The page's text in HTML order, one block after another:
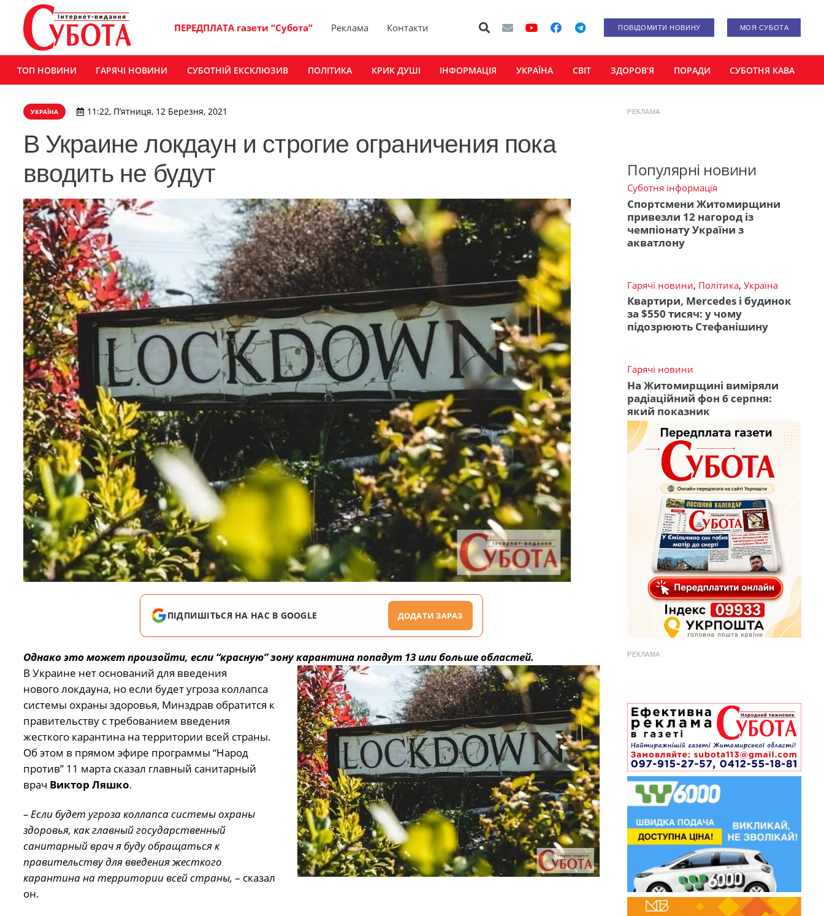
ПЕРЕДПЛАТА газети “Субота” Реклама Контакти ПОВІДОМИТИ НОВИНУ МОЯ СУБОТА
ТОП НОВИНИ ГАРЯЧІ НОВИНИ СУБОТНІЙ ЕКСКЛЮЗИВ ПОЛІТИКА КРИК ДУШІ ІНФОРМАЦІЯ УКРАЇНА СВІТ ЗДОРОВ’Я ПОРАДИ СУБОТНЯ КАВА
УКРАЇНА 11:22, П’ятниця, 12 Березня, 2021
В Украине локдаун и строгие ограничения пока
вводить не будут
ПІДПИШІТЬСЯ НА НАС В GOOGLE ДОДАТИ ЗАРАЗ
Однако это может произойти, если “красную” зону карантина попадут 13 или больше областей.
В Украине нет оснований для введения
нового локдауна, но если будет угроза коллапса
системы охраны здоровья, Минздрав обратится к
правительству с требованием введения
жесткого карантина на территории всей страны.
Об этом в прямом эфире программы “Народ
против” 11 марта сказал главный санитарный
врач Виктор Ляшко.
– Если будет угроза коллапса системы охраны
здоровья, как главный государственный
санитарный врач я буду обращаться к
правительству для введения жесткого
карантина на территории всей страны, – сказал
он.
РЕКЛАМА
Популярні новини
Суботня інформація
Спортсмени Житомирщини
привезли 12 нагород із
чемпіонату України з
акватлону
Гарячі новини, Політика, Україна
Квартири, Mercedes і будинок
за $550 тисяч: у чому
підозрюють Стефанішину
Гарячі новини
На Житомирщині виміряли
радіаційний фон 6 серпня:
який показник
РЕКЛАМА